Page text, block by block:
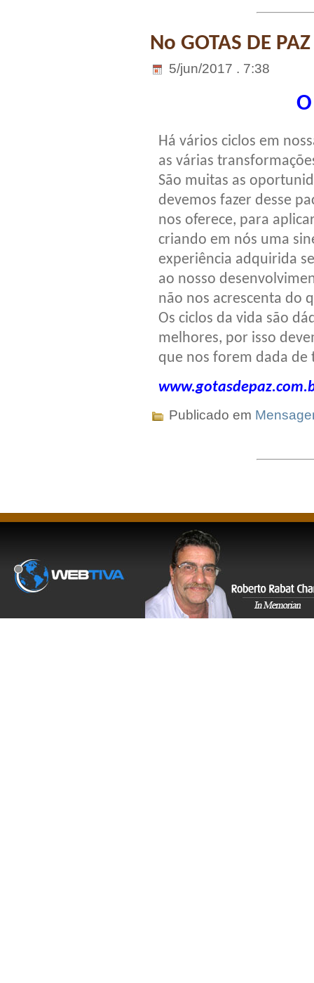
No GOTAS DE PAZ
5/jun/2017 . 7:38
Há vários ciclos em
as várias
São muitas as
devemos fazer desse
nos oferece, para
criando em nós uma
experiência adquirida
ao nosso
não nos acrescenta do
Os ciclos da vida são
melhores, por isso
que nos forem dada
Publicado em